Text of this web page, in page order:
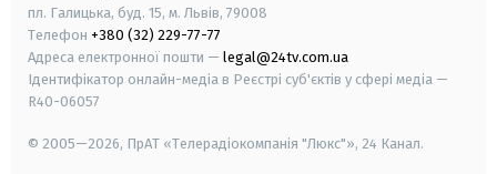
пл. Галицька, буд. 15, м. Львів, 79008
Телефон +380 (32) 229-77-77
Адреса електронної пошти — legal@24tv.com.ua
Ідентифікатор онлайн-медіа в Реєстрі суб'єктів у сфері медіа —
R40-06057
© 2005—2026, ПрАТ «Телерадіокомпанія "Люкс"», 24 Канал.